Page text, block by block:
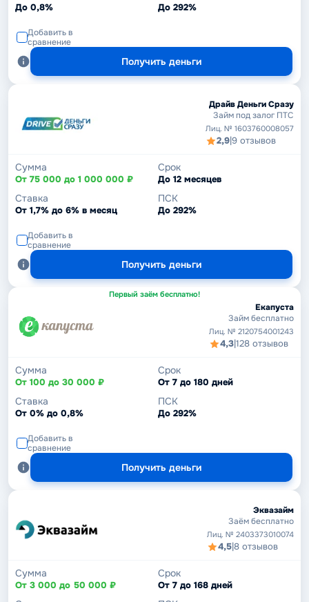
До 0,8% До 292%
Добавить в
сравнение
Получить деньги
Драйв Деньги Сразу
Займ под залог ПТС
Лиц. № 1603760008057
2,9|9 отзывов
Сумма
От 75 000 до 1 000 000 ₽
Срок
До 12 месяцев
Ставка
От 1,7% до 6% в месяц
ПСК
До 292%
Добавить в
сравнение
Получить деньги
Первый заём бесплатно!
Екапуста
Займ бесплатно
Лиц. № 2120754001243
4,3|128 отзывов
Сумма
От 100 до 30 000 ₽
Срок
От 7 до 180 дней
Ставка
От 0% до 0,8%
ПСК
До 292%
Добавить в
сравнение
Получить деньги
Эквазайм
Заём бесплатно
Лиц. № 2403373010074
4,5|8 отзывов
Сумма
От 3 000 до 50 000 ₽
Срок
От 7 до 168 дней